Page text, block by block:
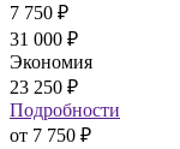
7 750 ₽
31 000 ₽
Экономия
23 250 ₽
Подробности
от 7 750 ₽